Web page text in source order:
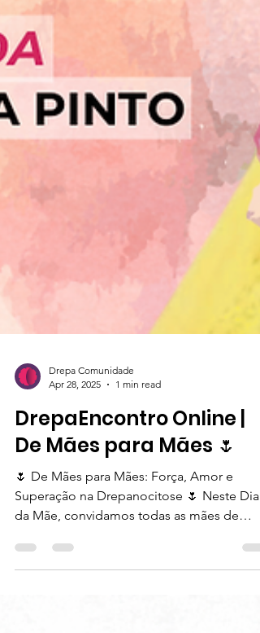
Drepa Comunidade
Apr 28, 2025
1 min read
DrepaEncontro Online |
De Mães para Mães 🌷
🌷 De Mães para Mães: Força, Amor e
Superação na Drepanocitose 🌷 Neste Dia